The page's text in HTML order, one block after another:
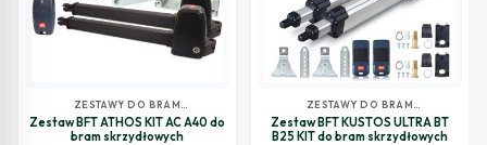
ZESTAWY DO BRAM
SKRZYDŁOWYCH
Zestaw BFT ATHOS KIT AC A40 do
bram skrzydłowych
ZESTAWY DO BRAM
SKRZYDŁOWYCH
Zestaw BFT KUSTOS ULTRA BT
B25 KIT do bram skrzydłowych